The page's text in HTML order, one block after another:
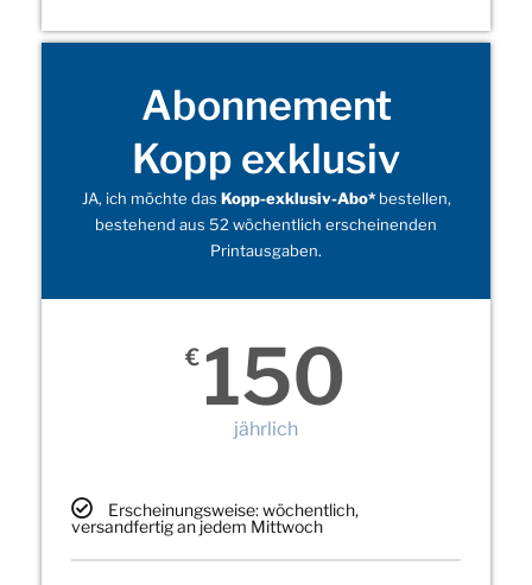
Abonnement
Kopp exklusiv
JA, ich möchte das Kopp-exklusiv-Abo*bestellen,
bestehend aus 52 wöchentlich erscheinenden
Printausgaben.
€ 150
jährlich
Erscheinungsweise: wöchentlich,
versandfertig an jedem Mittwoch